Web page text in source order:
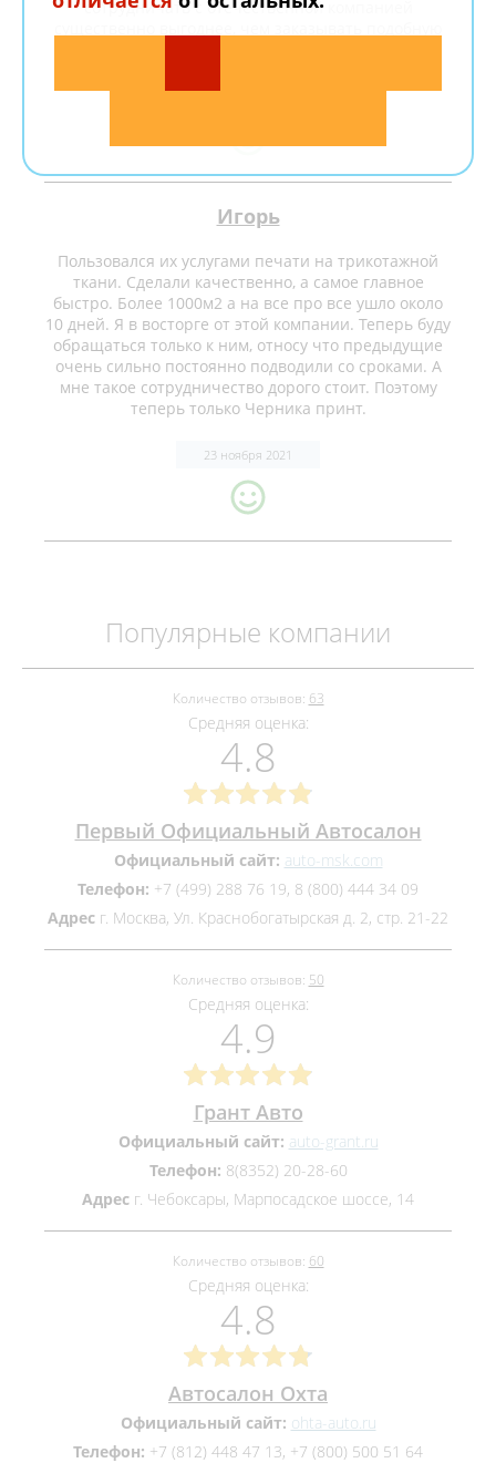
сотрудничать с отечественной компанией
12 января 2022
Игорь
Пользовался их услугами печати на трикотажной
ткани. Сделали качественно, а самое главное
быстро. Более 1000м2 а на все про все ушло около
10 дней. Я в восторге от этой компании. Теперь буду
обращаться только к ним, относу что предыдущие
очень сильно постоянно подводили со сроками. А
мне такое сотрудничество дорого стоит. Поэтому
теперь только Черника принт.
23 ноября 2021
Популярные компании
Количество отзывов: 63
Средняя оценка:
4.8
Первый Официальный Автосалон
Официальный сайт: auto-msk.com
Телефон: +7 (499) 288 76 19, 8 (800) 444 34 09
Адрес г. Москва, Ул. Краснобогатырская д. 2, стр. 21-22
Количество отзывов: 50
Средняя оценка:
4.9
Грант Авто
Официальный сайт: auto-grant.ru
Телефон: 8(8352) 20-28-60
Адрес г. Чебоксары, Марпосадское шоссе, 14
Количество отзывов: 60
Средняя оценка:
4.8
Автосалон Охта
Официальный сайт: ohta-auto.ru
Телефон: +7 (812) 448 47 13, +7 (800) 500 51 64